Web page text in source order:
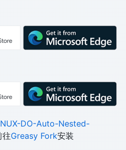
DO-Auto-Nested-
往Greasy Fork安装